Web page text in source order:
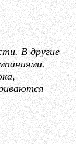
В другие